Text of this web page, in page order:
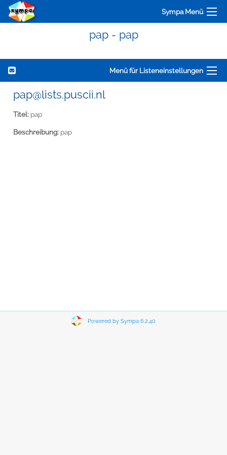
Sympa Menü
pap - pap
Menü für Listeneinstellungen
pap@lists.puscii.nl
Titel: pap
Beschreibung: pap
Powered by Sympa 6.2.40